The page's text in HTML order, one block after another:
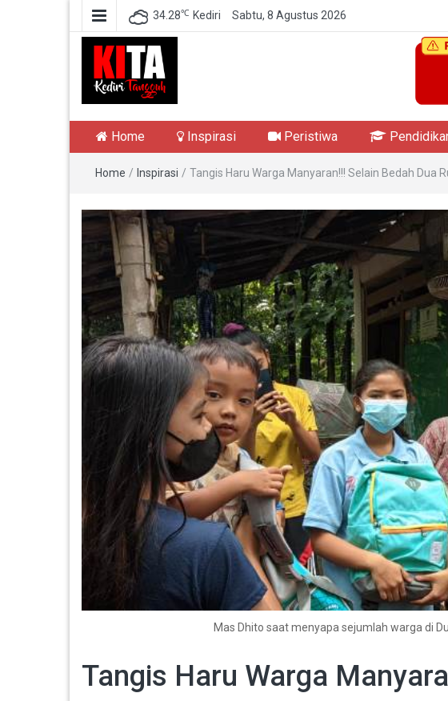
34.28℃ Kediri Sabtu, 8 Agustus 2026
Kediri Tangguh
Home Inspirasi Peristiwa
Home / Inspirasi / Tangis Haru Warga Manyaran!!! Selain Bedah Dua
Mas Dhito saat menyapa sejumlah warga di
Tangis Haru Warga